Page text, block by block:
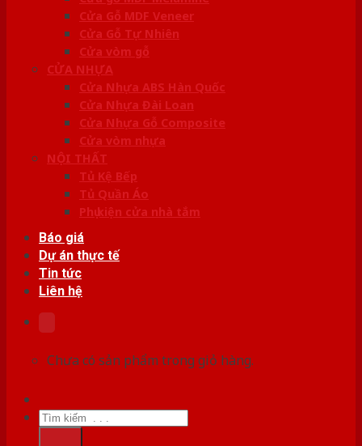
Cửa Gỗ MDF Veneer
Cửa Gỗ Tự Nhiên
Cửa vòm gỗ
CỬA NHỰA
Cửa Nhựa ABS Hàn Quốc
Cửa Nhựa Đài Loan
Cửa Nhựa Gỗ Composite
Cửa vòm nhựa
NỘI THẤT
Tủ Kệ Bếp
Tủ Quần Áo
Phụ kiện cửa nhà tắm
Báo giá
Dự án thực tế
Tin tức
Liên hệ
Chưa có sản phẩm trong giỏ hàng.
Tìm
kiếm: